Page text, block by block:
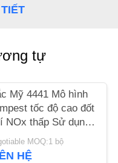
tự
Mỹ 4441 Mô hình
tốc độ cao đốt
NOx thấp Sử dụng
lò đốt khíMOQ:1 bộ
HỆ